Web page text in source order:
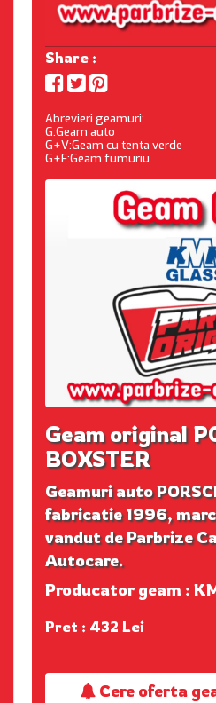
Share :
Abrevieri geamuri:
G:Geam auto
G+V:Geam cu tenta verde
G+F:Geam fumuriu
Geam original
BOXSTER
Geamuri auto
fabricatie 1996,
vandut de Parbrize
Autocare.
Producator geam :
Pret : 432 Lei
Cere oferta